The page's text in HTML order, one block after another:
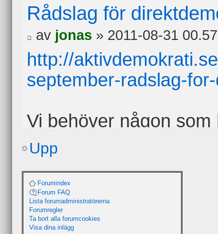
Rådslag för
av jonas » 2011-08-31 00.57
http://
september-radslag-
Vi behöver någon
Stockholm.
Det är många som
facebook.
http://
eid=187037734698990
Upp
Forumindex
Forum FAQ
Lista forumadministratörerna
Forumregler
Ta bort alla forumcookies
Visa dina inlägg